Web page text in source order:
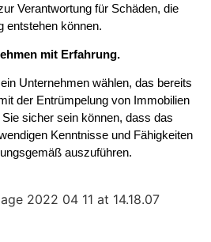
Verantwortung für Schäden, die
entstehen können.
mit Erfahrung.
Unternehmen wählen, das bereits
der Entrümpelung von Immobilien
sicher sein können, dass das
Kenntnisse und Fähigkeiten
auszuführen.